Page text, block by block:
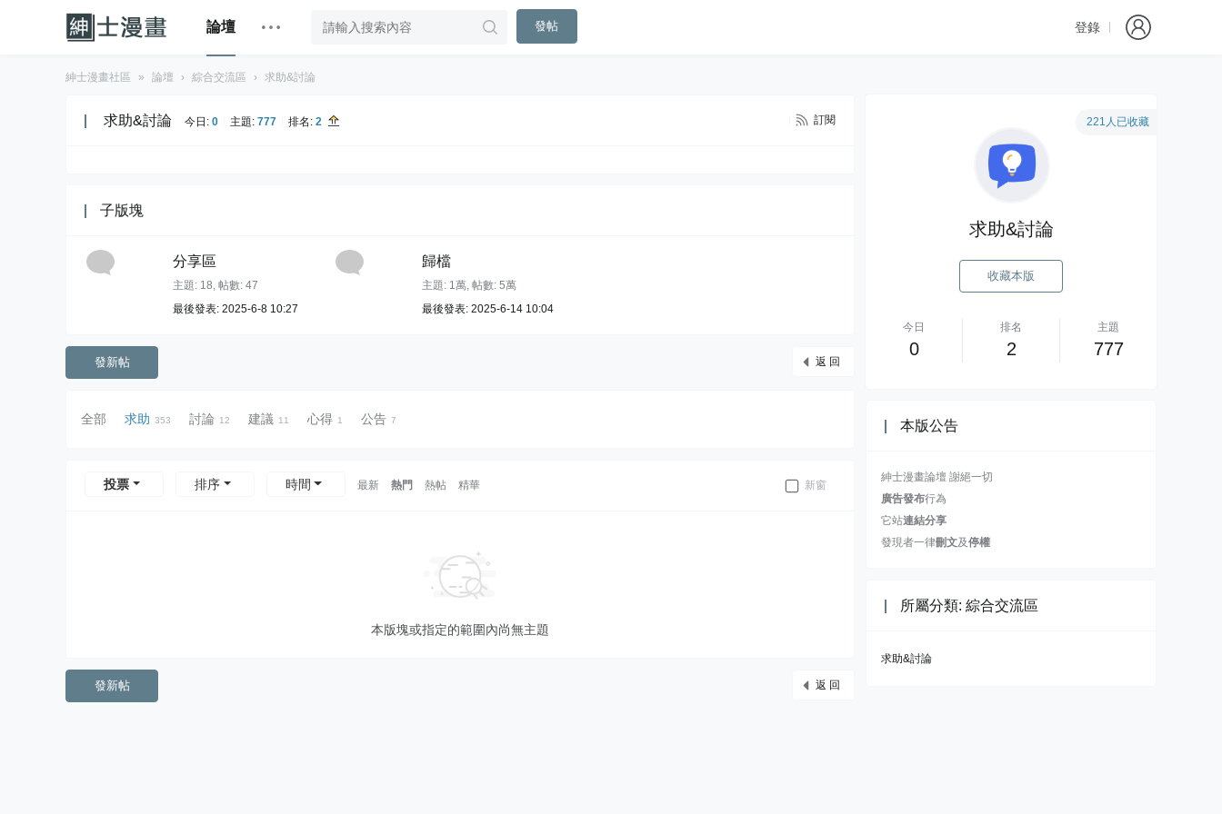
論壇 發帖 登錄
紳士漫畫社區 » 論壇 › 綜合交流區 › 求助&討論
訂閱
求助&討論 今日: 0 主題: 777 排名: 2
子版塊
分享區
主題: 18, 帖數: 47
最後發表: 2025-6-8 10:27
歸檔
主題: 1萬, 帖數: 5萬
最後發表: 2025-6-14 10:04
返 回
發新帖
全部 求助 353 討論 12 建議 11 心得 1 公告 7
投票 排序 時間 最新 熱門 熱帖 精華 新窗
本版塊或指定的範圍內尚無主題
返 回
發新帖
221人已收藏
求助&討論
收藏本版
今日
0
排名
2
主題
777
本版公告
紳士漫畫論壇 謝絕一切
廣告發布行為
它站連結分享
發現者一律刪文及停權
所屬分類: 綜合交流區
求助&討論